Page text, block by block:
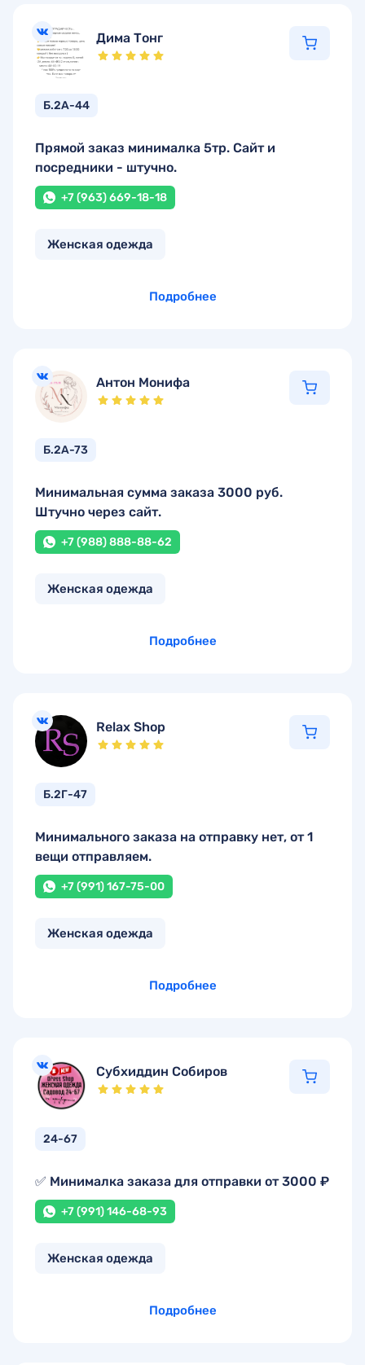
Дима Тонг
Б.2А-44
Прямой заказ минималка 5тр. Сайт и
посредники - штучно.
+7 (963) 669-18-18
Женская одежда
Подробнее
Антон Монифа
Б.2А-73
Минимальная сумма заказа 3000 руб.
Штучно через сайт.
+7 (988) 888-88-62
Женская одежда
Подробнее
Relax Shop
Б.2Г-47
Минимального заказа на отправку нет, от 1
вещи отправляем.
+7 (991) 167-75-00
Женская одежда
Подробнее
Субхиддин Собиров
24-67
✅ Минималка заказа для отправки от 3000 ₽
+7 (991) 146-68-93
Женская одежда
Подробнее